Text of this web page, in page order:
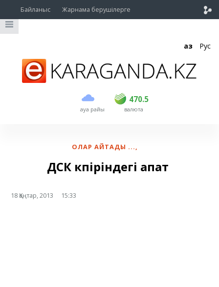
Байланыс Жарнама берушілерге
Қаз Рус
ауа райы
470.5
USD 469.5 470.5
EUR валюта
ОЛАР АЙТАДЫ ...,
ДСК көпіріндегі апат
18 Қаңтар, 2013 15:33